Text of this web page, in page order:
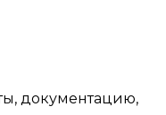
документацию,